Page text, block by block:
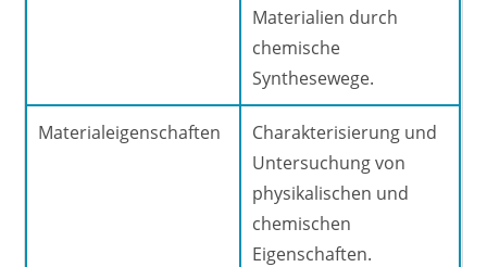
Materialien durch
chemische
Synthesewege.
Materialeigenschaften
Charakterisierung und
Untersuchung von
physikalischen und
chemischen
Eigenschaften.